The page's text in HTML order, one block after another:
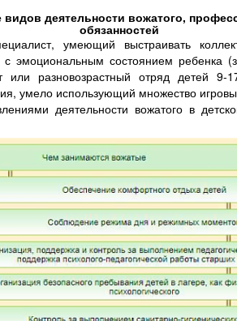
видов деятельности вожатого,
обязанностей
умеющий выстраивать
эмоциональным состоянием ребенка
или разновозрастный отряд детей 9-
умело использующий множество
деятельности вожатого в